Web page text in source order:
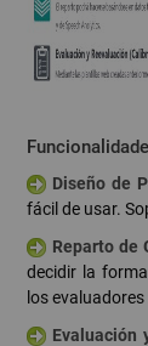
Diseño de
fácil de usar.
Reparto de
decidir la
los evaluadores
Evaluación